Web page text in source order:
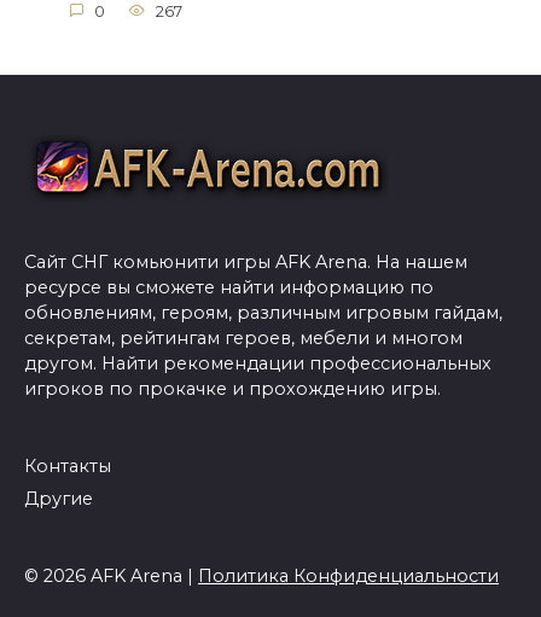
0 267
Сайт СНГ комьюнити игры AFK Arena. На нашем
ресурсе вы сможете найти информацию по
обновлениям, героям, различным игровым гайдам,
секретам, рейтингам героев, мебели и многом
другом. Найти рекомендации профессиональных
игроков по прокачке и прохождению игры.
Контакты
Другие
© 2026 AFK Arena | Политика Конфиденциальности